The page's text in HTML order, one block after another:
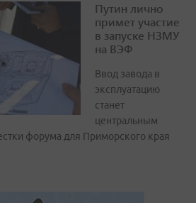
Путин лично
примет участие
в запуске НЗМУ
на ВЭФ
Ввод завода в
эксплуатацию
станет
центральным
форума для Приморского края